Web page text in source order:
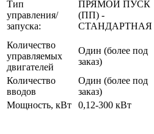
Тип
управления/
запуска:
ПРЯМОЙ ПУСК
(ПП) -
СТАНДАРТНАЯ
Количество
управляемых
двигателей
Один (более под
заказ)
Количество
вводов
Один (более под
заказ)
Мощность, кВт
0,12-300 кВт